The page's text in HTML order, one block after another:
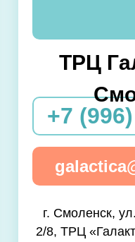
+7
ТРЦ
г. Смоленск,
2/8, ТРЦ